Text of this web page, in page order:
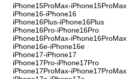
iPhone15ProMax-iPhone15ProMax
iPhone16-iPhone16
iPhone16Plus-iPhone16Plus
iPhone16Pro-iPhone16Pro
iPhone16ProMax-iPhone16ProMax
iPhone16e-iPhone16e
iPhone17-iPhone17
iPhone17Pro-iPhone17Pro
iPhone17ProMax-iPhone17ProMax